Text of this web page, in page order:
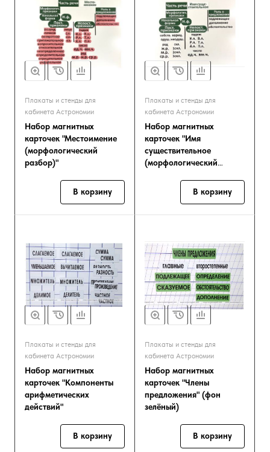
Плакаты и стенды для
кабинета Астрономии
Набор магнитных
карточек "Местоимение
(морфологический
разбор)"
В корзину
Плакаты и стенды для
кабинета Астрономии
Набор магнитных
карточек "Имя
существительное
(морфологический
В корзину
Плакаты и стенды для
кабинета Астрономии
Набор магнитных
карточек "Компоненты
арифметических
действий"
В корзину
Плакаты и стенды для
кабинета Астрономии
Набор магнитных
карточек "Члены
предложения" (фон
зелёный)
В корзину